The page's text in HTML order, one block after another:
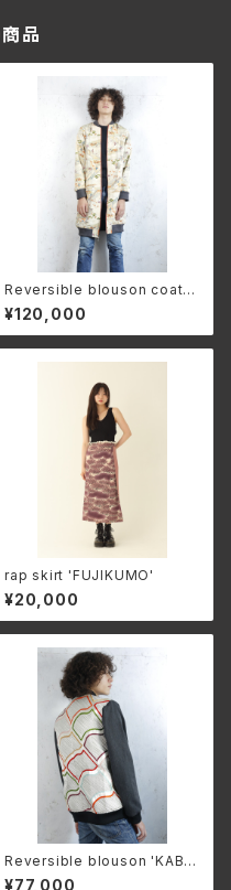
品
Reversible blouson coat
'KONJYAKU&AI'
¥120,000
rap skirt 'FUJIKUMO'
¥20,000
Reversible blouson 'KABU
KI SILVER'
¥77,000